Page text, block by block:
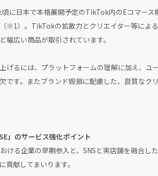
に日本で本格展開予定のTikTok内のEコマース
※1）。TikTokの拡散力とクリエイター等によ
広い商品が取引されています。
るには、プラットフォームの理解に加え、ユ
です。またブランド毀損に配慮した、良質なク
」のサービス強化ポイント
る企業の早期参入と、SNSと実店舗を融合し
献してまいります。